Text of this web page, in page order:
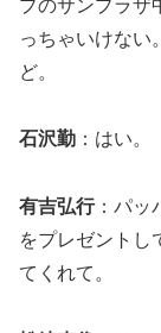
プのサンプラザ
っちゃいけない
ど。
石沢勤 ：はい。
有吉弘行：パッ
をプレゼントし
てくれて。